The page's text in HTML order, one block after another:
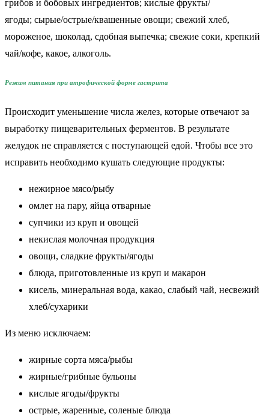
грибов и бобовых ингредиентов; кислые фрукты/
ягоды; сырые/острые/квашенные овощи; свежий хлеб,
мороженое, шоколад, сдобная выпечка; свежие соки, крепкий
чай/кофе, какое, алкоголь.
Режим питания при атрофической форме гастрита
Происходит уменьшение числа желез, которые отвечают за
выработку пищеварительных ферментов. В результате
желудок не справляется с поступающей едой. Чтобы все это
исправить необходимо кушать следующие продукты:
нежирное мясо/рыбу
омлет на пару, яйца отварные
супчики из круп и овощей
некислая молочная продукция
овощи, сладкие фрукты/ягоды
блюда, приготовленные из круп и макарон
кисель, минеральная вода, какао, слабый чай, несвежий
хлеб/сухарики
Из меню исключаем:
жирные сорта мяса/рыбы
жирные/грибные бульоны
кислые ягоды/фрукты
острые, жаренные, соленые блюда